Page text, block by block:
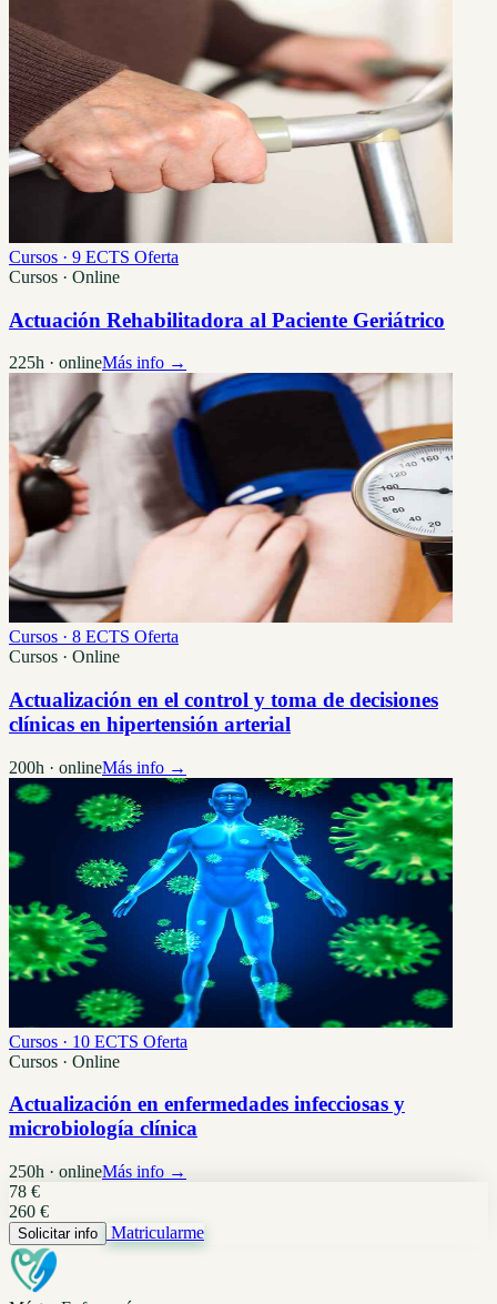
Cursos · 9 ECTS Oferta
Cursos · Online
Actuación Rehabilitadora al Paciente Geriátrico
225h · onlineMás info →
Cursos · 8 ECTS Oferta
Cursos · Online
Actualización en el control y toma de decisiones
clínicas en hipertensión arterial
200h · onlineMás info →
Cursos · 10 ECTS Oferta
Cursos · Online
Actualización en enfermedades infecciosas y
microbiología clínica
250h · onlineMás info →
78 €
260 €
Solicitar info Matricularme